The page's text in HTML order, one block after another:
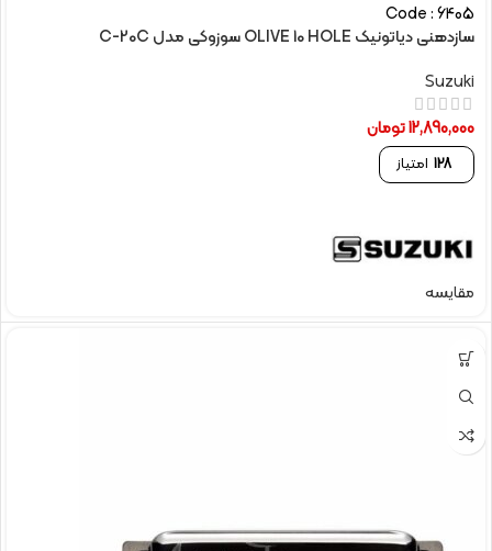
Code : 6405
سازدهنی دیاتونیک OLIVE 10 HOLE سوزوکی مدل C-20C
Suzuki
12,890,000تومان
128 امتیاز
مقایسه